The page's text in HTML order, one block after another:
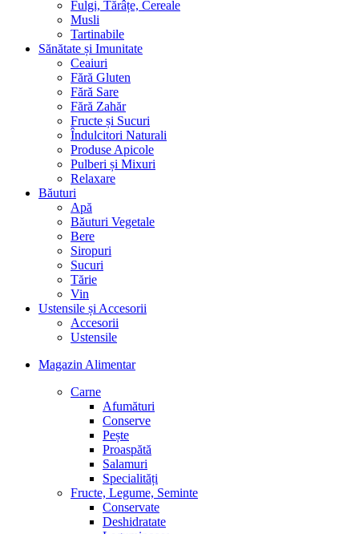
Fulgi, Tărâțe, Cereale
Musli
Tartinabile
Sănătate și Imunitate
Ceaiuri
Fără Gluten
Fără Sare
Fără Zahăr
Fructe și Sucuri
Îndulcitori Naturali
Produse Apicole
Pulberi și Mixuri
Relaxare
Băuturi
Apă
Băuturi Vegetale
Bere
Siropuri
Sucuri
Tărie
Vin
Ustensile și Accesorii
Accesorii
Ustensile
Magazin Alimentar
Carne
Afumături
Conserve
Pește
Proaspătă
Salamuri
Specialități
Fructe, Legume, Seminte
Conservate
Deshidratate